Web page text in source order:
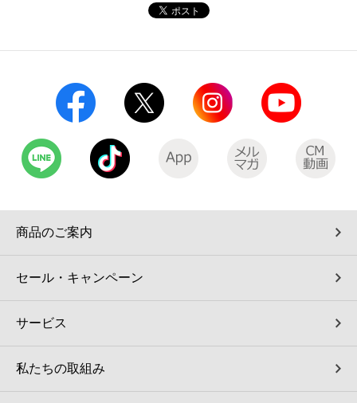
モバイルバッテリーシェアリング（店舗限定）
モバイルWi-Fiバッテリーシェアリング（店舗限定）
商品のご案内
セール・キャンペーン
サービス
私たちの取組み